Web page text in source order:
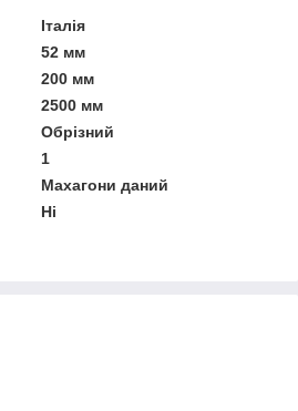
Італія
52 мм
200 мм
2500 мм
Обрізний
1
Махагони даний
Ні